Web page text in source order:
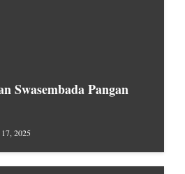
Swasembada Pangan
2025